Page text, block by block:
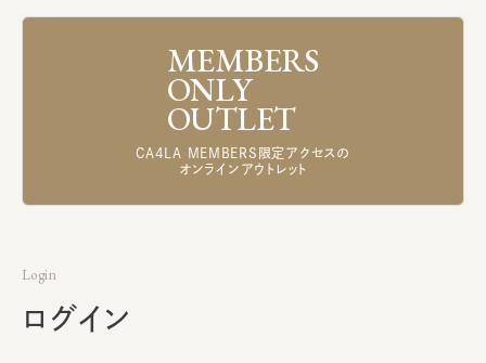
MEMBERS
ONLY
OUTLET
CA4LA MEMBERS限定アクセスの
オンラインアウトレット
Login
ログイン